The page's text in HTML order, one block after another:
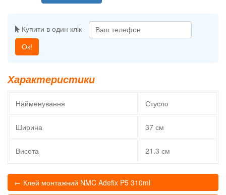
Купити в один клік
Ок!
Характеристики
Найменування Стусло
Ширина 37 см
Висота 21.3 см
← Клей монтажний NMC Adefix P5 310ml